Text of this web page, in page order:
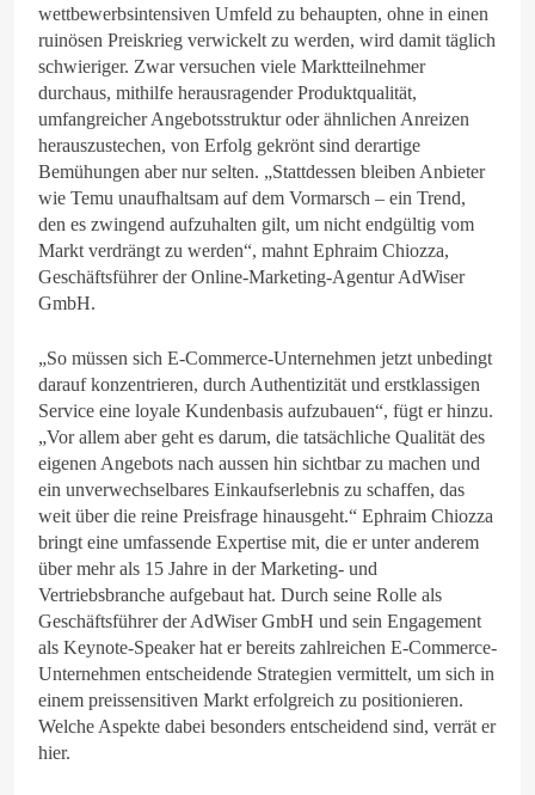
wettbewerbsintensiven Umfeld zu behaupten, ohne in einen
ruinösen Preiskrieg verwickelt zu werden, wird damit täglich
schwieriger. Zwar versuchen viele Marktteilnehmer
durchaus, mithilfe herausragender Produktqualität,
umfangreicher Angebotsstruktur oder ähnlichen Anreizen
herauszustechen, von Erfolg gekrönt sind derartige
Bemühungen aber nur selten. „Stattdessen bleiben Anbieter
wie Temu unaufhaltsam auf dem Vormarsch – ein Trend,
den es zwingend aufzuhalten gilt, um nicht endgültig vom
Markt verdrängt zu werden“, mahnt Ephraim Chiozza,
Geschäftsführer der Online-Marketing-Agentur AdWiser
GmbH.
„So müssen sich E-Commerce-Unternehmen jetzt unbedingt
darauf konzentrieren, durch Authentizität und erstklassigen
Service eine loyale Kundenbasis aufzubauen“, fügt er hinzu.
„Vor allem aber geht es darum, die tatsächliche Qualität des
eigenen Angebots nach aussen hin sichtbar zu machen und
ein unverwechselbares Einkaufserlebnis zu schaffen, das
weit über die reine Preisfrage hinausgeht.“ Ephraim Chiozza
bringt eine umfassende Expertise mit, die er unter anderem
über mehr als 15 Jahre in der Marketing- und
Vertriebsbranche aufgebaut hat. Durch seine Rolle als
Geschäftsführer der AdWiser GmbH und sein Engagement
als Keynote-Speaker hat er bereits zahlreichen E-Commerce-
Unternehmen entscheidende Strategien vermittelt, um sich in
einem preissensitiven Markt erfolgreich zu positionieren.
Welche Aspekte dabei besonders entscheidend sind, verrät er
hier.